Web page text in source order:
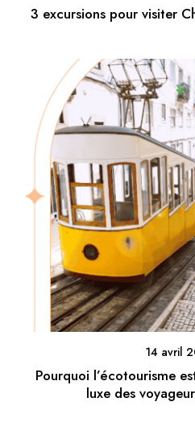
3 excursions pour visiter
14 avril
Pourquoi l’écotourisme
luxe des